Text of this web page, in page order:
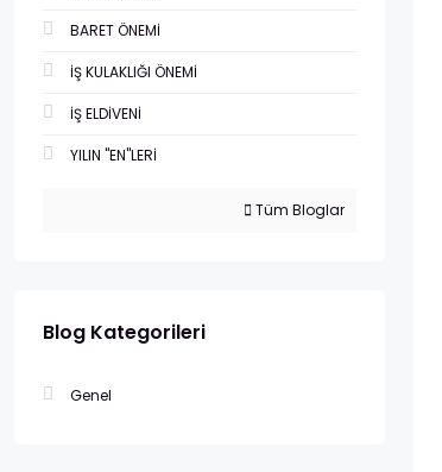
BARET ÖNEMİ
İŞ KULAKLIĞI ÖNEMİ
İŞ ELDİVENİ
YILIN "EN"LERİ
Tüm Bloglar
Blog Kategorileri
Genel